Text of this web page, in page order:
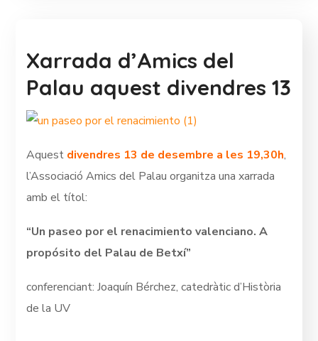
Xarrada d’Amics del
Palau aquest divendres 13
Aquest divendres 13 de desembre a les 19,30h,
l’Associació Amics del Palau organitza una xarrada
amb el títol:
“Un paseo por el renacimiento valenciano. A
propósito del Palau de Betxí”
conferenciant: Joaquín Bérchez, catedràtic d’Història
de la UV